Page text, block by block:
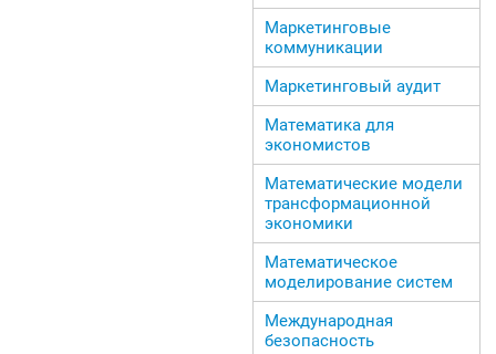
Маркетинговые
коммуникации
Маркетинговый аудит
Математика для
экономистов
Математические модели
трансформационной
экономики
Математическое
моделирование систем
Международная
безопасность